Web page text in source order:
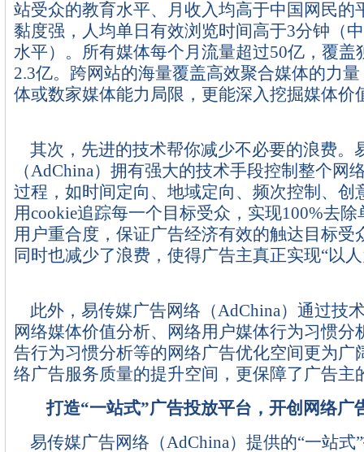
站受众的教育水平、月收入均高于中国网民的
黏度强，人均单日有效浏览时间高于3分钟（
水平）。所有媒体每个月流量超过50亿，覆盖
2.3亿。跨网站的海量覆盖高效聚合媒体的力
体或数家媒体能力局限，更能深入挖掘媒体价
其次，先进的技术帮你减少不必要的浪费。
（AdChina）拥有强大的技术手段控制整个网
过程，如时间定向、地域定向、频次控制、创
用cookie追踪每一个目标受众，实现100%去
用户重合度，保证广告经济有效的触达目标受
同时也减少了浪费，使得广告主真正实现“以
此外，易传媒广告网络（AdChina）通过技
网络媒体价值分析、网络用户媒体行为习惯分
告行为习惯分析等的网络广告优化空间更为广
络广告服务质量的提升空间，更保障了广告主
打造“一站式”广告投放平台，开创网络广
易传媒广告网络（AdChina）提供的“一站式